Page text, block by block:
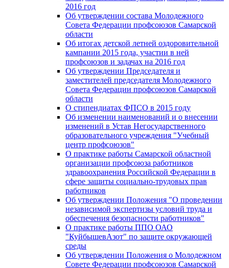
2016 год
Об утверждении состава Молодежного
Совета Федерации профсоюзов Самарской
области
Об итогах детской летней оздоровительной
кампании 2015 года, участии в ней
профсоюзов и задачах на 2016 год
Об утверждении Председателя и
заместителей председателя Молодежного
Совета Федерации профсоюзов Самарской
области
О стипендиатах ФПСО в 2015 году
Об изменении наименований и о внесении
изменений в Устав Негосударственного
образовательного учреждения "Учебный
центр профсоюзов"
О практике работы Самарской областной
организации профсоюза работников
здравоохранения Российской Федерации в
сфере защиты социально-трудовых прав
работников
Об утверждении Положения "О проведении
независимой экспертизы условий труда и
обеспечения безопасности работников"
О практике работы ППО ОАО
"КуйбышевАзот" по защите окружающей
среды
Об утверждении Положения о Молодежном
Совете Федерации профсоюзов Самарской